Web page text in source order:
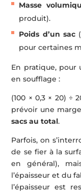
Masse
produit).
Poids d’un sac
pour certaines
En pratique, pour
en soufflage :
(100 × 0,3 × 20) ÷
prévoir une
sacs au total.
Parfois, on
de se fier à la
en général),
l’épaisseur et du
l’épaisseur est